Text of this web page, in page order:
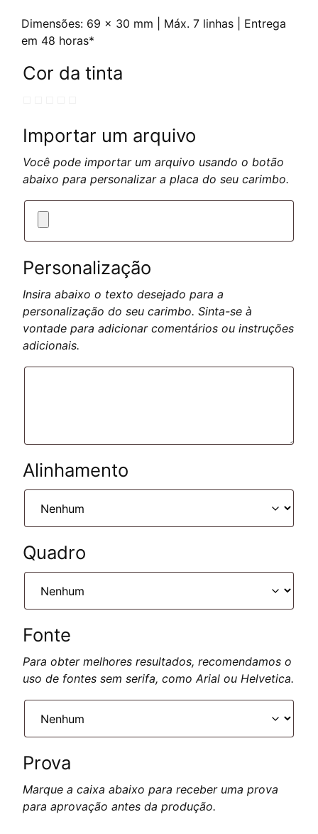
Dimensões: 69 x 30 mm | Máx. 7 linhas | Entrega
em 48 horas*
Cor da tinta
Importar um arquivo
Você pode importar um arquivo usando o botão
abaixo para personalizar a placa do seu carimbo.
Personalização
Insira abaixo o texto desejado para a
personalização do seu carimbo. Sinta-se à
vontade para adicionar comentários ou instruções
adicionais.
Alinhamento
Quadro
Fonte
Para obter melhores resultados, recomendamos o
uso de fontes sem serifa, como Arial ou Helvetica.
Prova
Marque a caixa abaixo para receber uma prova
para aprovação antes da produção.